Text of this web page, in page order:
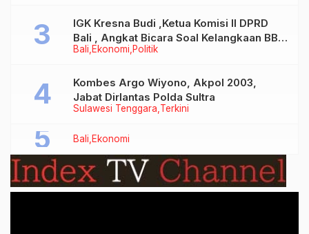
Bali Ekonomi Politik
IGK Kresna Budi ,Ketua Komisi II DPRD
Bali , Angkat Bicara Soal Kelangkaan BBM
Bersubsidi Jenis Solar
Sulawesi Tenggara Terkini
Kombes Argo Wiyono, Akpol 2003,
Jabat Dirlantas Polda Sultra
Bali Ekonomi